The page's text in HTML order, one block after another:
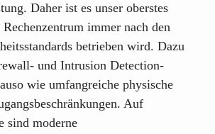
Daher ist es unser oberstes
Rechenzentrum immer nach den
betrieben wird. Dazu
und Intrusion Detection-
wie umfangreiche physische
Auf
sind moderne